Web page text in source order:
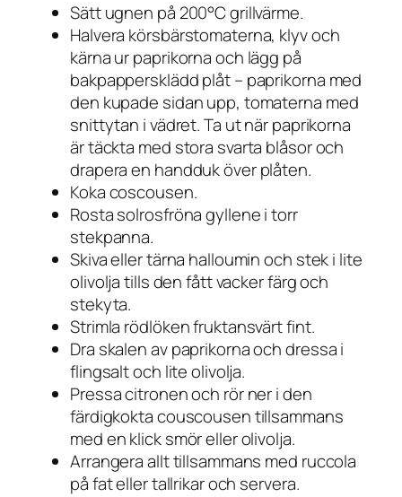
Sätt ugnen på 200°C grillvärme.
Halvera körsbärstomaterna, klyv och
kärna ur paprikorna och lägg på
bakpappersklädd plåt – paprikorna med
den kupade sidan upp, tomaterna med
snittytan i vädret. Ta ut när paprikorna
är täckta med stora svarta blåsor och
drapera en handduk över plåten.
Koka coscousen.
Rosta solrosfröna gyllene i torr
stekpanna.
Skiva eller tärna halloumin och stek i lite
olivolja tills den fått vacker färg och
stekyta.
Strimla rödlöken fruktansvärt fint.
Dra skalen av paprikorna och dressa i
flingsalt och lite olivolja.
Pressa citronen och rör ner i den
färdigkokta couscousen tillsammans
med en klick smör eller olivolja.
Arrangera allt tillsammans med ruccola
på fat eller tallrikar och servera.